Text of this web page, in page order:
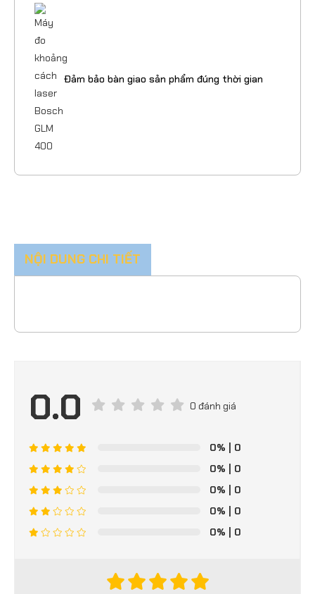
Đảm bảo bàn giao sản phẩm đúng thời gian
NỘI DUNG CHI TIẾT
0.0 0 đánh giá
0% | 0
0% | 0
0% | 0
0% | 0
0% | 0